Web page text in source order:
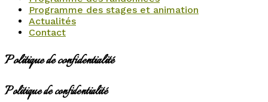
Programme des stages et animation
Actualités
Contact
Politique de confidentialité
Politique de confidentialité